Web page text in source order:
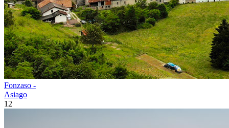
Fonzaso -
Asiago
12